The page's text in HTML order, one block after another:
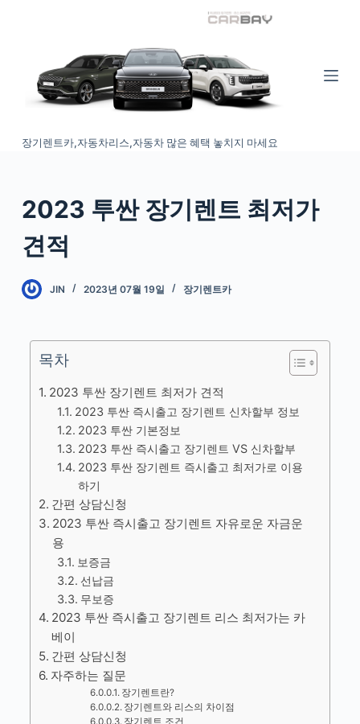
c장기렌트카,자동차리스,자동차 많은 혜택 놓치지 마세요
2023 투싼 장기렌트 최저가
견적
JIN 2023년 07월 19일 장기렌트카
목차
2023 투싼 장기렌트 최저가 견적
2023 투싼 즉시출고 장기렌트 신차할부 정보
2023 투싼 기본정보
2023 투싼 즉시출고 장기렌트 VS 신차할부
2023 투싼 장기렌트 즉시출고 최저가로 이용
하기
간편 상담신청
2023 투싼 즉시출고 장기렌트 자유로운 자금운
용
보증금
선납금
무보증
2023 투싼 즉시출고 장기렌트 리스 최저가는 카
베이
간편 상담신청
자주하는 질문
장기렌트란?
장기렌트와 리스의 차이점
장기렌트 조건